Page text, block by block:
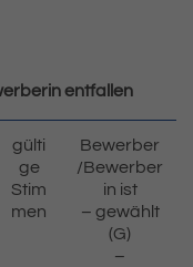
entfallen
gülti
ge
Stim
men
Bewerber
/Bewerber
in ist
– gewählt
(G)
–